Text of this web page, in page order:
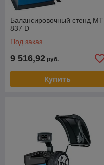
Балансировочный стенд MT
837 D
Под заказ
9 516,92 руб.
Купить